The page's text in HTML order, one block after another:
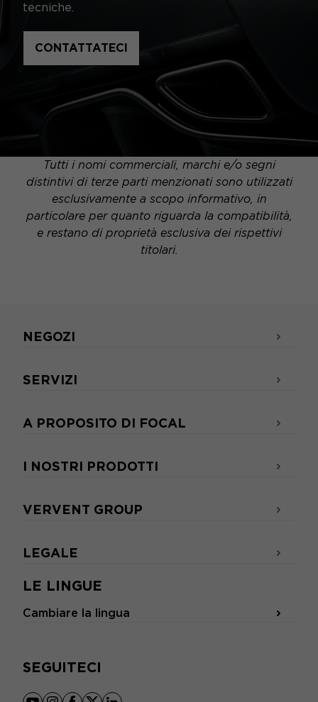
tecniche.
CONTATTATECI
Tutti i nomi commerciali, marchi e/o segni
distintivi di terze parti menzionati sono utilizzati
esclusivamente a scopo informativo, in
particolare per quanto riguarda la compatibilità,
e restano di proprietà esclusiva dei rispettivi
titolari.
LE LINGUE
Cambiare la lingua
SEGUITECI
NEGOZI
SERVIZI
A PROPOSITO DI FOCAL
I NOSTRI PRODOTTI
VERVENT GROUP
LEGALE